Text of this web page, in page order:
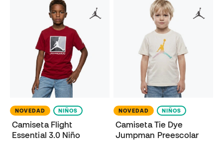
NOVEDAD NIÑOS
Camiseta Flight
Essential 3.0 Niño
NOVEDAD NIÑOS
Camiseta Tie Dye
Jumpman Preescolar